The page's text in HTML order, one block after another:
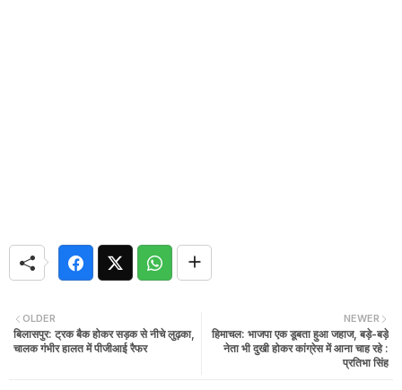
NEWER
हिमाचल: भाजपा एक डूबता हुआ जहाज, बड़े-बड़े
नेता भी दुखी होकर कांग्रेस में आना चाह रहे :
प्रतिभा सिंह
OLDER
बिलासपुर: ट्रक बैक होकर सड़क से नीचे लुढ़का,
चालक गंभीर हालत में पीजीआई रैफर